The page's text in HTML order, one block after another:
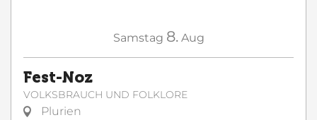
Samstag 8. Aug
Fest-Noz
VOLKSBRAUCH UND FOLKLORE
Plurien